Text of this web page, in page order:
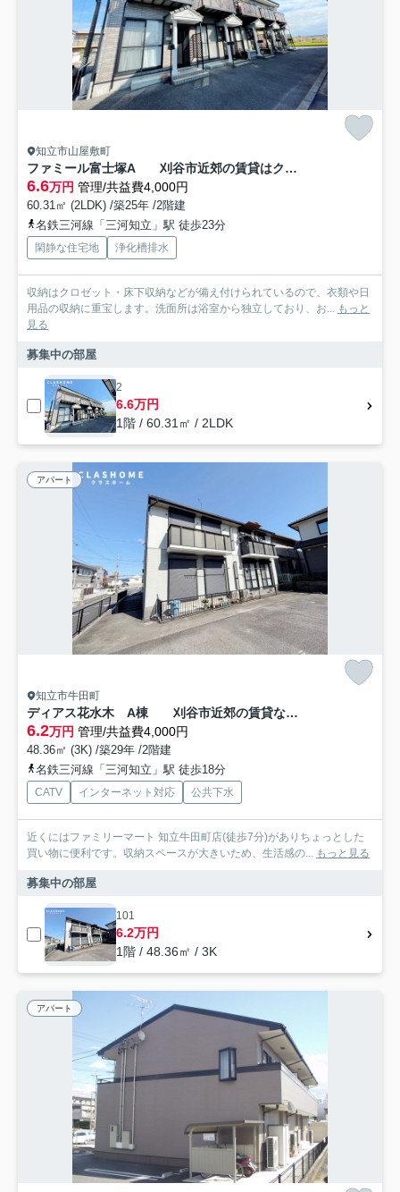
知立市山屋敷町
ファミール富士塚A 刈谷市近郊の賃貸はクラスホーム刈谷店
6.6万円 管理/共益費4,000円
60.31㎡ (2LDK) /築25年 /2階建
名鉄三河線「三河知立」駅 徒歩23分
閑静な住宅地 浄化槽排水
収納はクロゼット・床下収納などが備え付けられているので、衣類や日
用品の収納に重宝します。洗面所は浴室から独立しており、お... もっと
見る
募集中の部屋
2
6.6万円
1階 / 60.31㎡ / 2LDK
アパート
知立市牛田町
ディアス花水木 A棟 刈谷市近郊の賃貸ならクラスホーム刈谷店
6.2万円 管理/共益費4,000円
48.36㎡ (3K) /築29年 /2階建
名鉄三河線「三河知立」駅 徒歩18分
CATV インターネット対応 公共下水
近くにはファミリーマート 知立牛田町店(徒歩7分)がありちょっとした
買い物に便利です。収納スペースが大きいため、生活感の... もっと見る
募集中の部屋
101
6.2万円
1階 / 48.36㎡ / 3K
アパート